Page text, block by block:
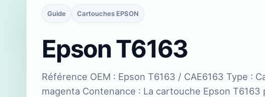
Guide Cartouches EPSON
Epson T6163
Référence OEM : Epson T6163 / CAE6163 Type :
magenta Contenance : La cartouche Epson